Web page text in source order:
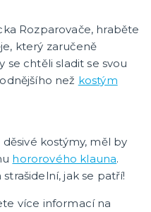
SE SVOBODOU
Rozparovače, hraběte
který zaručeně
chtěli sladit se svou
než kostým
kostýmy, měl by
hororového klauna.
jak se patří!
více informací na